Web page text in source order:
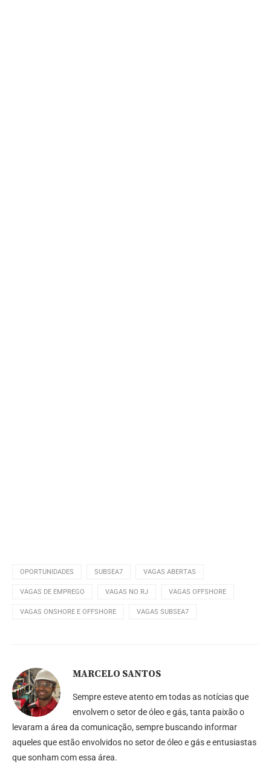
OPORTUNIDADES SUBSEA7 VAGAS ABERTAS
VAGAS DE EMPREGO VAGAS NO RJ VAGAS OFFSHORE
VAGAS ONSHORE E OFFSHORE VAGAS SUBSEA7
MARCELO SANTOS
Sempre esteve atento em todas as notícias que
envolvem o setor de óleo e gás, tanta paixão o
levaram a área da comunicação, sempre buscando informar
aqueles que estão envolvidos no setor de óleo e gás e entusiastas
que sonham com essa área.